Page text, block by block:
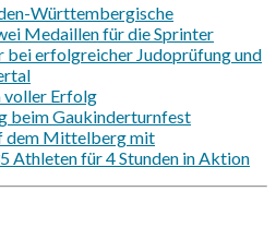
Württembergische
Medaillen für die Sprinter
bei erfolgreicher Judoprüfung und
voller Erfolg
beim Gaukinderturnfest
dem Mittelberg mit
Athleten für 4 Stunden in Aktion